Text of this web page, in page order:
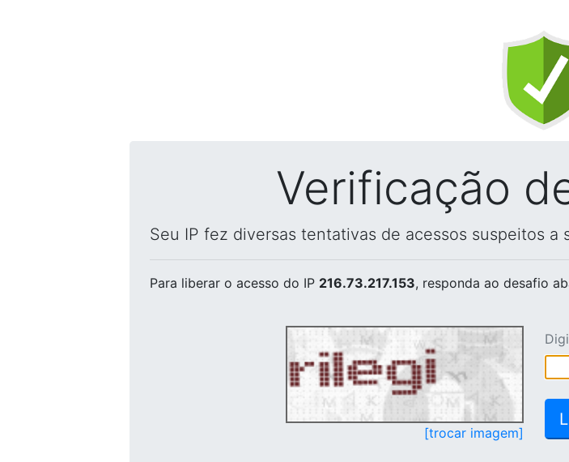
Verificação
Seu IP fez diversas tentativas de acessos suspeitos a
Para liberar o acesso do IP 216.73.217.153, responda ao desafio
[trocar imagem]